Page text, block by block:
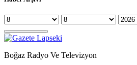
Boğaz Radyo Ve Televizyon